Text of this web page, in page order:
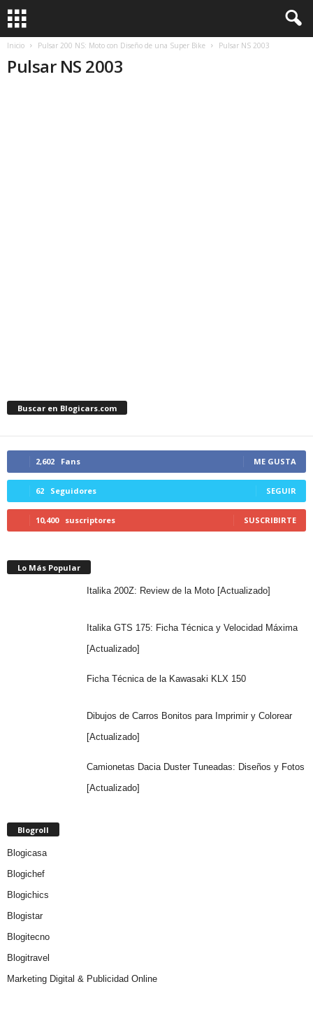
Inicio Pulsar 200 NS: Moto con Diseño de una Super Bike Pulsar NS 2003
Pulsar NS 2003
Buscar en Blogicars.com
2,602 Fans ME GUSTA
62 Seguidores SEGUIR
10,400 suscriptores SUSCRIBIRTE
Lo Más Popular
Italika 200Z: Review de la Moto [Actualizado]
Italika GTS 175: Ficha Técnica y Velocidad Máxima
[Actualizado]
Ficha Técnica de la Kawasaki KLX 150
Dibujos de Carros Bonitos para Imprimir y Colorear
[Actualizado]
Camionetas Dacia Duster Tuneadas: Diseños y Fotos
[Actualizado]
Blogroll
Blogicasa
Blogichef
Blogichics
Blogistar
Blogitecno
Blogitravel
Marketing Digital & Publicidad Online